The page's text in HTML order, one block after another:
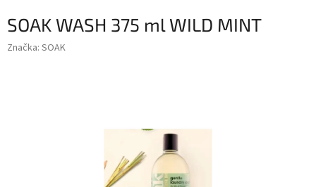
SOAK WASH 375 ml WILD MINT
Značka: SOAK